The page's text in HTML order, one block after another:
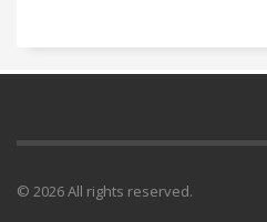
© 2026 All rights reserved.